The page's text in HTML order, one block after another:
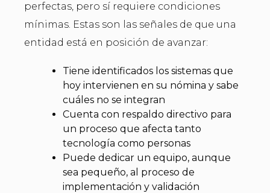
perfectas, pero sí requiere condiciones
mínimas. Estas son las señales de que una
entidad está en posición de avanzar:
Tiene identificados los sistemas que
hoy intervienen en su nómina y sabe
cuáles no se integran
Cuenta con respaldo directivo para
un proceso que afecta tanto
tecnología como personas
Puede dedicar un equipo, aunque
sea pequeño, al proceso de
implementación y validación